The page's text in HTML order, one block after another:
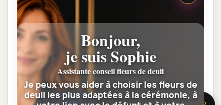
Les fleurs peuvent-elles être livrées
au domicile de la famille ?
Oui. Une composition de condoléances
peut être livrée au domicile avant ou après
la cérémonie. Vérifiez simplement que
quelqu’un pourra réceptionner les fleurs.
Bonjour,
je suis Sophie
Assistante conseil fleurs de deuil
Je peux vous aider à choisir les fleurs de
deuil les plus adaptées à la cérémonie, à